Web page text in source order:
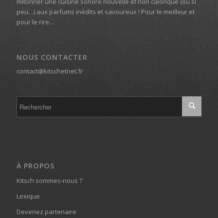
peu…) aux parfums inédits et savoureux ! Pour le meilleur et
pour le rire…
NOUS CONTACTER
contact@kitschetnet.fr
À PROPOS
Kitsch sommes-nous ?
Lexique
Devenez partenaire